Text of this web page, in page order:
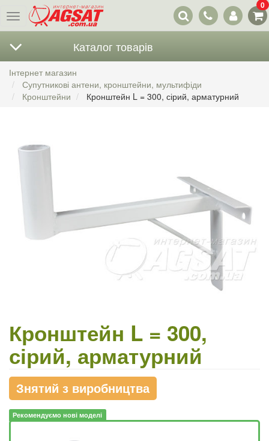
Меню
Наші
контакти
0
Каталог товарів
Інтернет магазин
Супутникові антени, кронштейни, мультифіди
Кронштейни
Кронштейн L = 300, сірий, арматурний
Кронштейн L = 300,
сірий, арматурний
Знятий з виробництва
Рекомендуємо нові моделі